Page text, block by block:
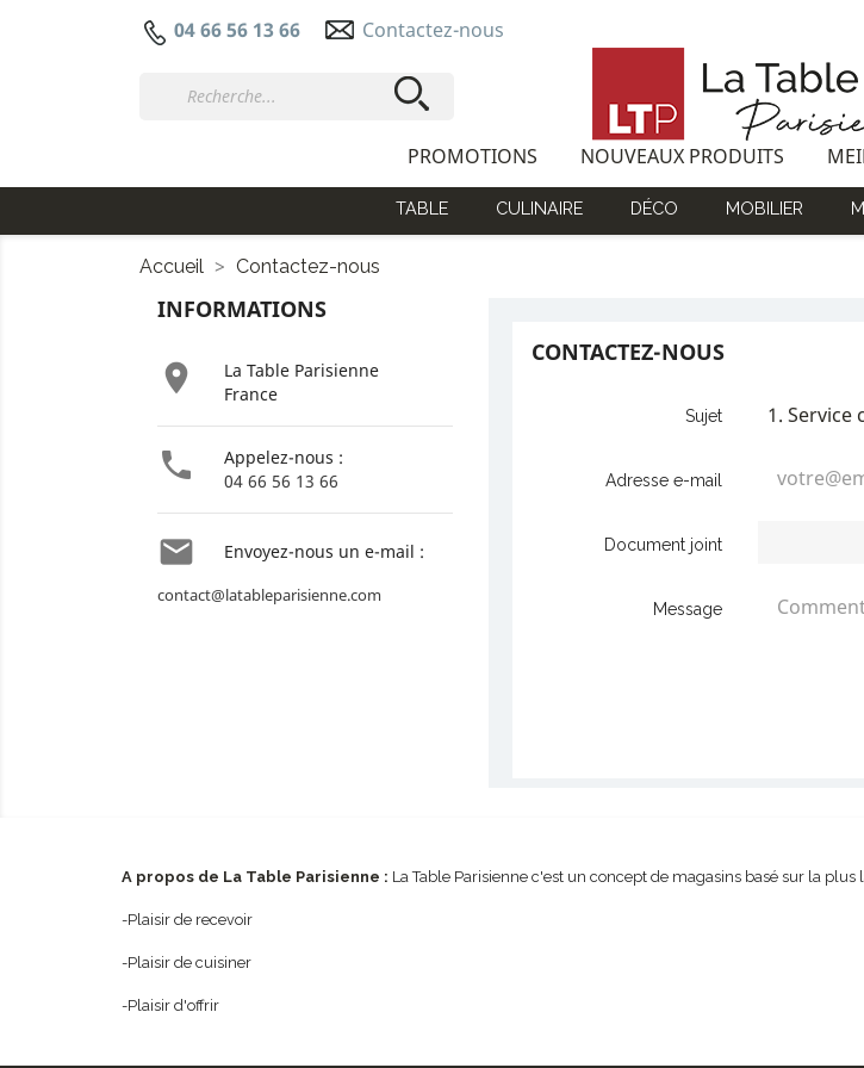
04 66 56 13 66 Contactez-nous
PROMOTIONS NOUVEAUX PRODUITS
TABLE CULINAIRE DÉCO MOBILIER
Accueil Contactez-nous
INFORMATIONS

La Table Parisienne
France

Appelez-nous :
04 66 56 13 66
 Envoyez-nous un e-mail :
contact@latableparisienne.com
CONTACTEZ-NOUS
Sujet
Adresse e-mail
Document joint
Message
A propos de La Table Parisienne : La Table Parisienne c'est un concept de magasins basé sur la
-Plaisir de recevoir
-Plaisir de cuisiner
-Plaisir d'offrir